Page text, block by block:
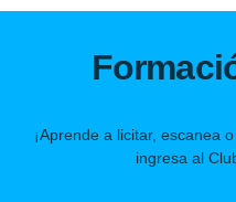
¡Aprende a licitar, escanea
ingresa al